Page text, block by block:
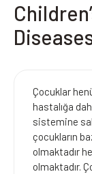
Çocuklar
hastalığa
sistemine
çocukların
olmaktadır
olmaktadır.